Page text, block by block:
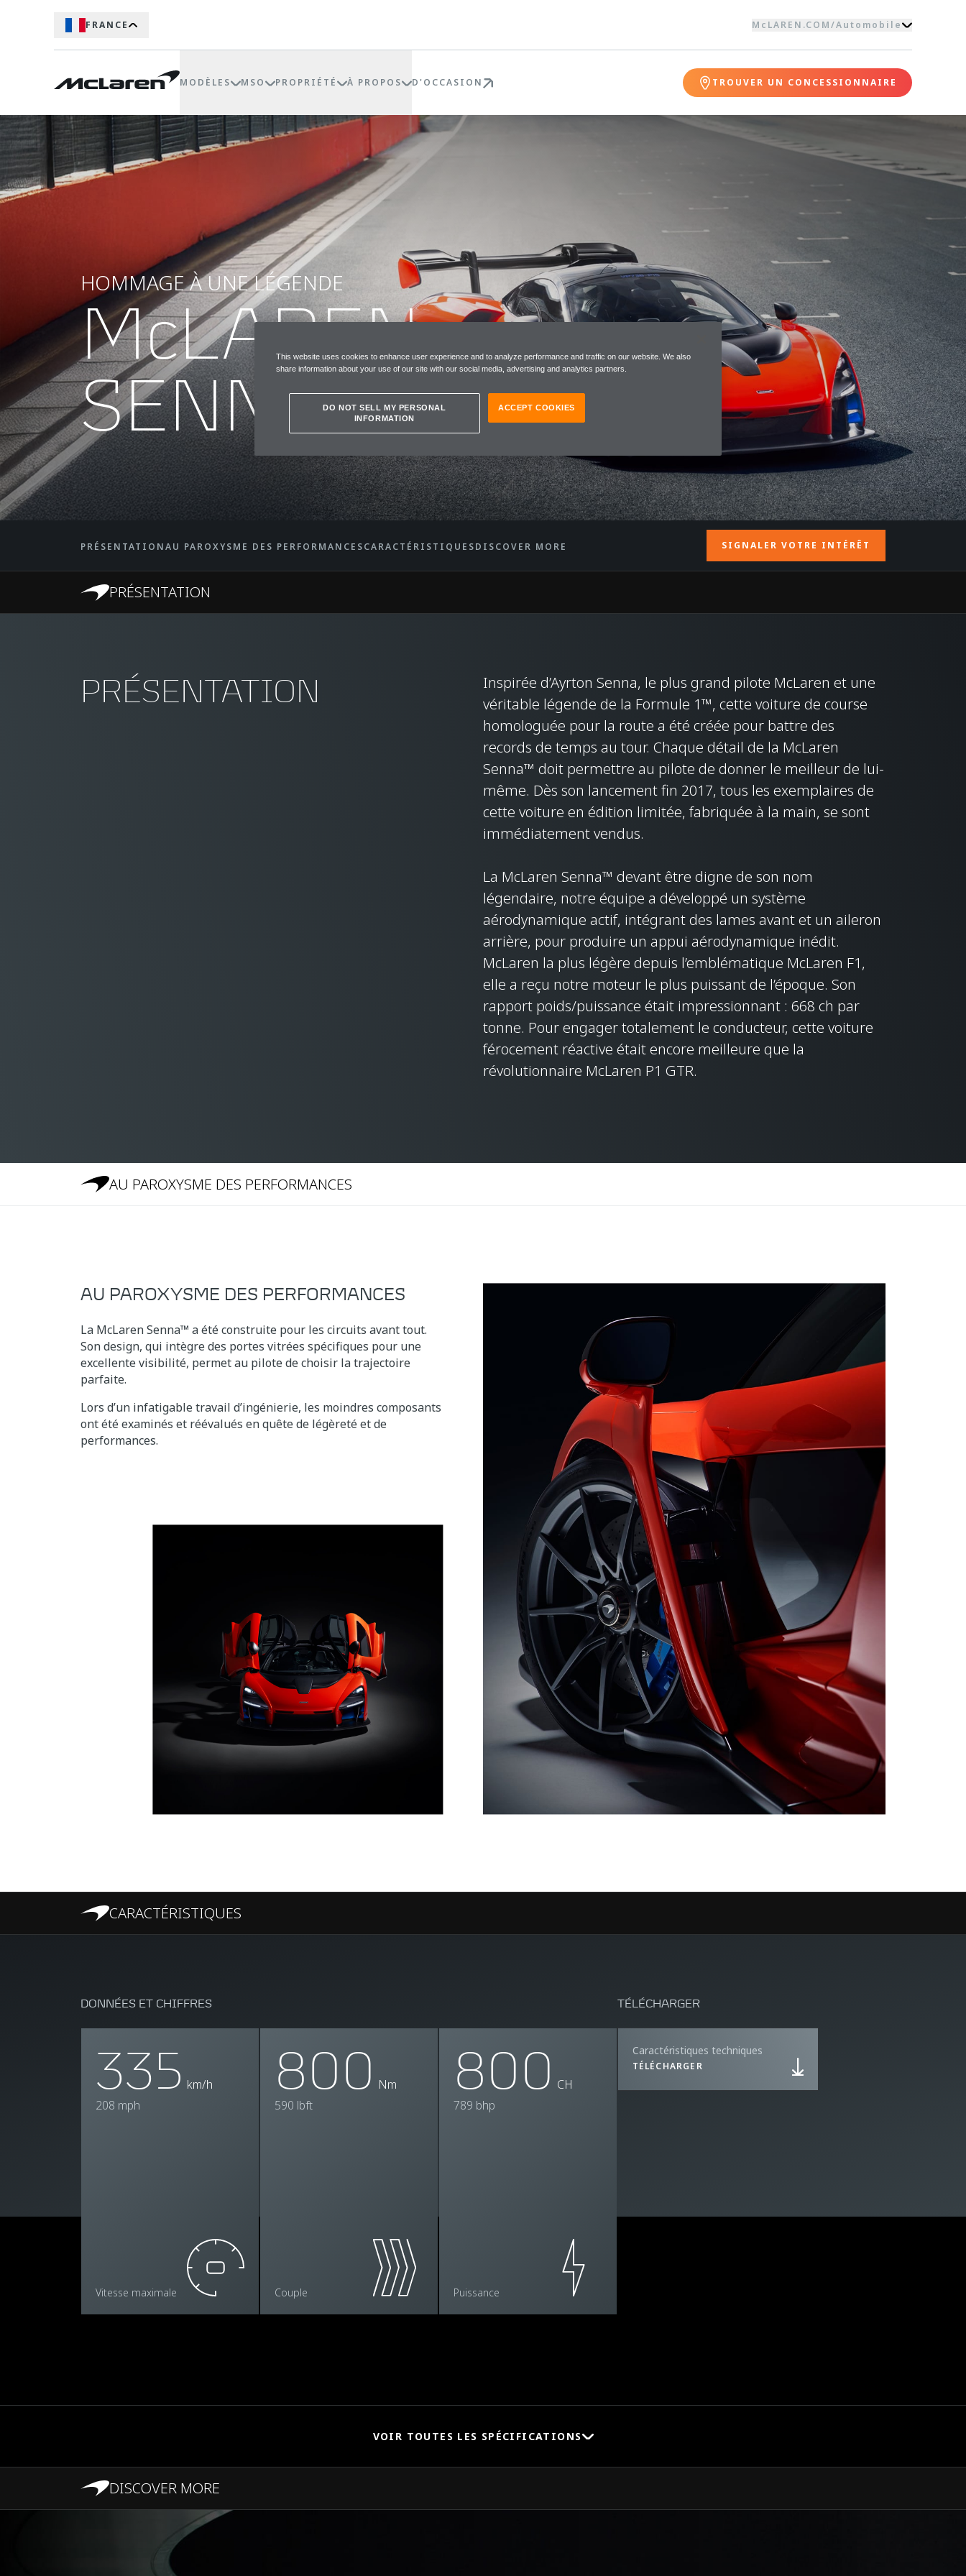
FRANCE McLAREN.COM/Automobile
MODÈLES MSO PROPRIÉTÉ À PROPOS D'OCCASION TROUVER UN CONCESSIONNAIRE
HOMMAGE À UNE LÉGENDE
McLAREN
SENNA™
PRÉSENTATIONAU PAROXYSME DES PERFORMANCESCARACTÉRISTIQUESDISCOVER MORE SIGNALER VOTRE INTÉRÊT
PRÉSENTATION
PRÉSENTATION
Inspirée d’Ayrton Senna, le plus grand pilote McLaren et une
véritable légende de la Formule 1™, cette voiture de course
homologuée pour la route a été créée pour battre des
records de temps au tour. Chaque détail de la McLaren
Senna™ doit permettre au pilote de donner le meilleur de lui-
même. Dès son lancement fin 2017, tous les exemplaires de
cette voiture en édition limitée, fabriquée à la main, se sont
immédiatement vendus.
La McLaren Senna™ devant être digne de son nom
légendaire, notre équipe a développé un système
aérodynamique actif, intégrant des lames avant et un aileron
arrière, pour produire un appui aérodynamique inédit.
McLaren la plus légère depuis l’emblématique McLaren F1,
elle a reçu notre moteur le plus puissant de l’époque. Son
rapport poids/puissance était impressionnant : 668 ch par
tonne. Pour engager totalement le conducteur, cette voiture
férocement réactive était encore meilleure que la
révolutionnaire McLaren P1 GTR.
AU PAROXYSME DES PERFORMANCES
AU PAROXYSME DES PERFORMANCES
La McLaren Senna™ a été construite pour les circuits avant tout.
Son design, qui intègre des portes vitrées spécifiques pour une
excellente visibilité, permet au pilote de choisir la trajectoire
parfaite.
Lors d’un infatigable travail d’ingénierie, les moindres composants
ont été examinés et réévalués en quête de légèreté et de
performances.
CARACTÉRISTIQUES
DONNÉES ET CHIFFRES
335 km/h
208 mph
Vitesse maximale
800 Nm
590 lbft
Couple
800 CH
789 bhp
Puissance
TÉLÉCHARGER
Caractéristiques techniques
TÉLÉCHARGER
VOIR TOUTES LES SPÉCIFICATIONS
PERFORMANCES
DISCOVER MORE
This website uses cookies to enhance user experience and to analyze performance and traffic on our website. We also
share information about your use of our site with our social media, advertising and analytics partners.
DO NOT SELL MY PERSONAL
INFORMATION
ACCEPT COOKIES